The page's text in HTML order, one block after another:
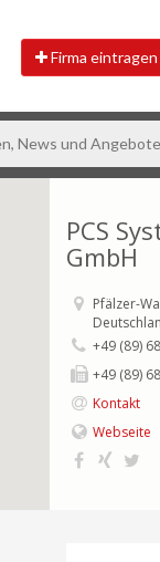
Firma eintragen
PCS
GmbH
Pfälzer-
+49 (89)
+49 (89)
Kontakt
Webseite